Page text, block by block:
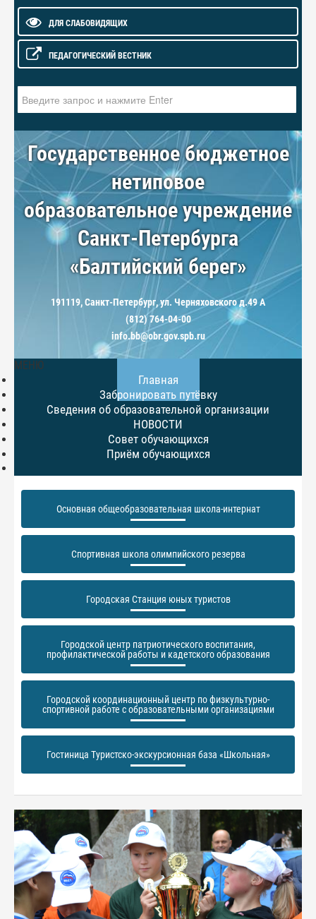
ДЛЯ СЛАБОВИДЯЩИХ
ПЕДАГОГИЧЕСКИЙ ВЕСТНИК
Государственное бюджетное
нетиповое
образовательное учреждение
Санкт-Петербурга
«Балтийский берег»
191119, Санкт-Петербург, ул. Черняховского д.49 А
(812) 764-04-00
info.bb@obr.gov.spb.ru
МЕНЮ
Главная
Забронировать путёвку
Сведения об образовательной организации
НОВОСТИ
Совет обучающихся
Приём обучающихся
Основная общеобразовательная школа-интернат
Спортивная школа олимпийского резерва
Городская Станция юных туристов
Городской центр патриотического воспитания,
профилактической работы и кадетского образования
Городской координационный центр по физкультурно-
спортивной работе с образовательными организациями
Гостиница Туристско-экскурсионная база «Школьная»